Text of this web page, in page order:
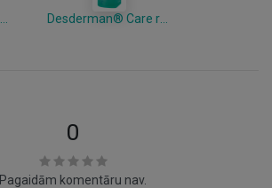
0
Pagaidām komentāru nav.